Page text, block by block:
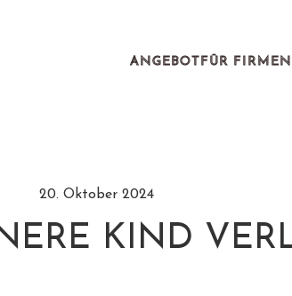
ANGEBOTFÜR FIRMEN
20. Oktober 2024
KIND